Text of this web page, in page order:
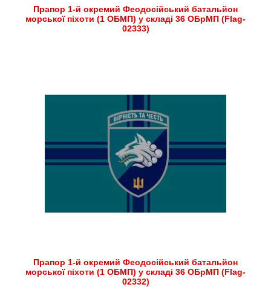
Прапор 1-й окремий Феодосійський батальйон
морської піхоти (1 ОБМП) у складі 36 ОБрМП (Flag-
02333)
Прапор 1-й окремий Феодосійський батальйон
морської піхоти (1 ОБМП) у складі 36 ОБрМП (Flag-
02332)